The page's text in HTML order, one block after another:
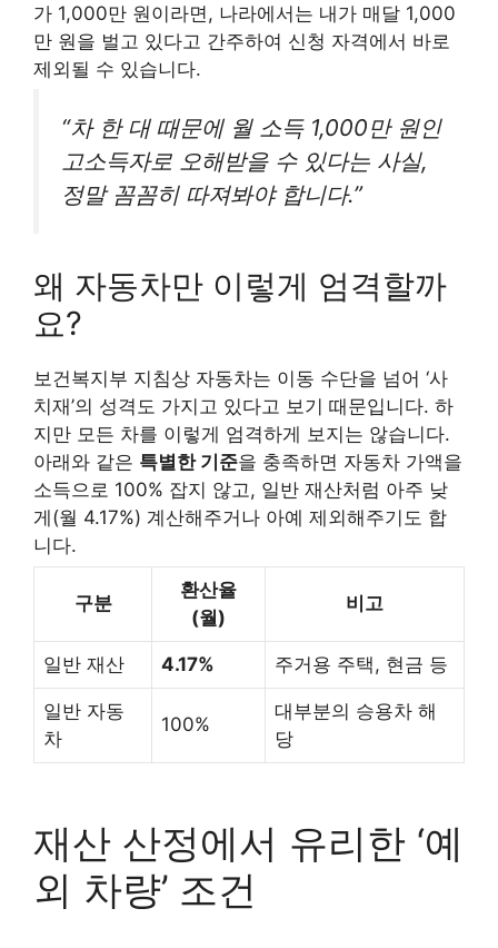
가 1,000만 원이라면, 나라에서는 내가 매달 1,000
만 원을 벌고 있다고 간주하여 신청 자격에서 바로
제외될 수 있습니다.
“차 한 대 때문에 월 소득 1,000만 원인
고소득자로 오해받을 수 있다는 사실,
정말 꼼꼼히 따져봐야 합니다.”
왜 자동차만 이렇게 엄격할까
요?
보건복지부 지침상 자동차는 이동 수단을 넘어 ‘사
치재’의 성격도 가지고 있다고 보기 때문입니다. 하
지만 모든 차를 이렇게 엄격하게 보지는 않습니다.
아래와 같은 특별한 기준을 충족하면 자동차 가액을
소득으로 100% 잡지 않고, 일반 재산처럼 아주 낮
게(월 4.17%) 계산해주거나 아예 제외해주기도 합
니다.
구분
환산율
(월)
비고
일반 재산 4.17% 주거용 주택, 현금 등
일반 자동
차
100%
대부분의 승용차 해
당
재산 산정에서 유리한 ‘예
외 차량’ 조건